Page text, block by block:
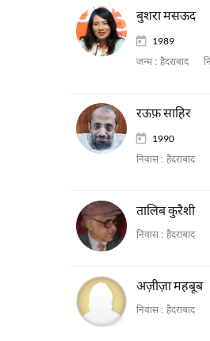
बुशरा मसऊद
1989
जन्म : हैदराबाद
रऊफ़ साहिर
1990
निवास : हैदराबाद
तालिब कुरैशी
निवास : हैदराबाद
अज़ीज़ा महबूब
निवास : हैदराबाद